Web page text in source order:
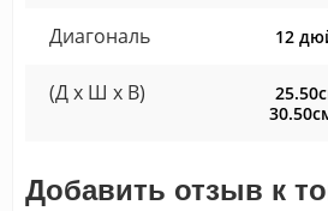
Диагональ 12
(Д x Ш x В)
Добавить отзыв к